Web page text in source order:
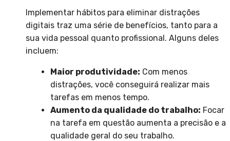
Implementar hábitos para eliminar distrações
digitais traz uma série de benefícios, tanto para a
sua vida pessoal quanto profissional. Alguns deles
incluem:
Maior produtividade: Com menos
distrações, você conseguirá realizar mais
tarefas em menos tempo.
Aumento da qualidade do trabalho: Focar
na tarefa em questão aumenta a precisão e a
qualidade geral do seu trabalho.